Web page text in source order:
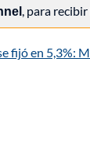
, para
fijó en 5,3%: